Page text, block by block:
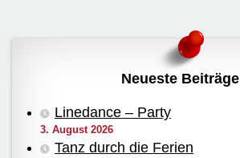
Neueste Beiträge
Linedance – Party
3. August 2026
Tanz durch die Ferien